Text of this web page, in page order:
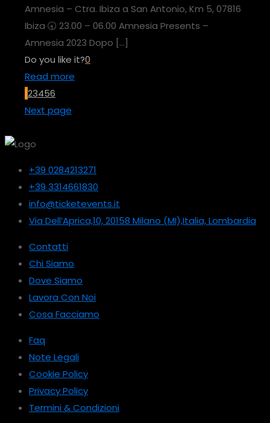
Amnesia – Ctra. Ibiza a San Antonio, Km 5, 07816
Ibiza 🕣 23.00 – 06.00 Amnesia Presents –
Amnesia 2023 Dopo […]
Do you like it?0
Read more
123456
Next page
+39 0284213271
+39 3314661830
info@ticketevents.it
Via Dell’Aprica,10, 20158 Milano (MI),Italia, Lombardia
Contatti
Chi Siamo
Dove Siamo
Lavora Con Noi
Cosa Facciamo
Faq
Note Legali
Cookie Policy
Privacy Policy
Termini & Condizioni